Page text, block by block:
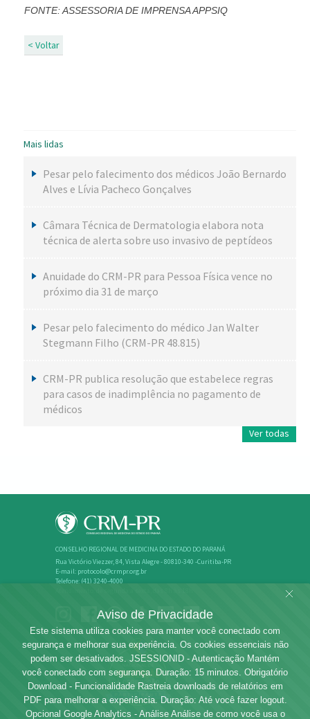
FONTE: ASSESSORIA DE IMPRENSA APPSIQ
< Voltar
Mais lidas
Pesar pelo falecimento dos médicos João Bernardo
Alves e Lívia Pacheco Gonçalves
Câmara Técnica de Dermatologia elabora nota
técnica de alerta sobre uso invasivo de peptídeos
Anuidade do CRM-PR para Pessoa Física vence no
próximo dia 31 de março
Pesar pelo falecimento do médico Jan Walter
Stegmann Filho (CRM-PR 48.815)
CRM-PR publica resolução que estabelece regras
para casos de inadimplência no pagamento de
médicos
Ver todas
CONSELHO REGIONAL DE MEDICINA DO ESTADO DO PARANÁ
Rua Victório Viezzer, 84, Vista Alegre - 80810-340 -Curitiba-PR
E-mail: protocolo@crmpr.org.br
Telefone: (41) 3240-4000
Aviso de Privacidade
Este sistema utiliza cookies para manter você conectado com
segurança e melhorar sua experiência. Os cookies essenciais não
podem ser desativados. JSESSIONID - Autenticação Mantém
você conectado com segurança. Duração: 15 minutos. Obrigatório
Download - Funcionalidade Rastreia downloads de relatórios em
PDF para melhorar a experiência. Duração: Até você fazer logout.
Opcional Google Analytics - Análise Análise de como você usa o